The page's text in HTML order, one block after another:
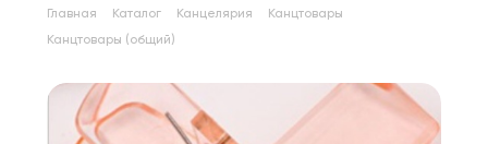
Главная Каталог Канцелярия
Канцтовары
Канцтовары (общий)